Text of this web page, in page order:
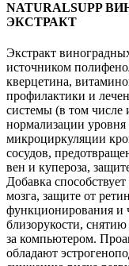
NATURALSUPP
ЭКСТРАКТ
Экстракт
источником
кверцетина,
профилактики и
системы (в том числе
нормализации
микроциркуляции
сосудов,
вен и купероза,
Добавка
мозга, защите от
функционирования и
близорукости,
за компьютером.
обладают